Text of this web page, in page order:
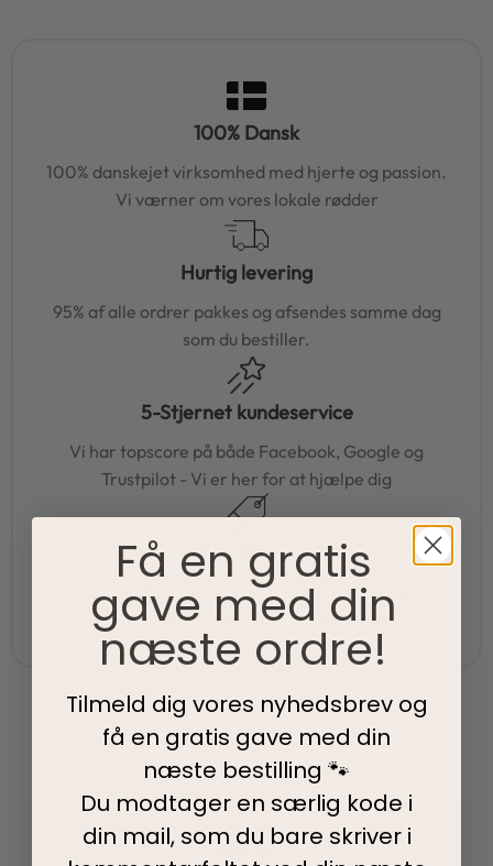
100% Dansk
100% danskejet virksomhed med hjerte og passion.
Vi værner om vores lokale rødder
Hurtig levering
95% af alle ordrer pakkes og afsendes samme dag
som du bestiller.
5-Stjernet kundeservice
Vi har topscore på både Facebook, Google og
Trustpilot - Vi er her for at hjælpe dig
Fair priser
Vi tilbyder fair priser, så I kan nyde vores
kvalitetsprodukter uden at springe budgettet.
0,0
Få en gratis
gave med din
næste ordre!
Tilmeld dig vores nyhedsbrev og
få en gratis gave med din
næste bestilling 🐾
Du modtager en særlig kode i
din mail, som du bare skriver i